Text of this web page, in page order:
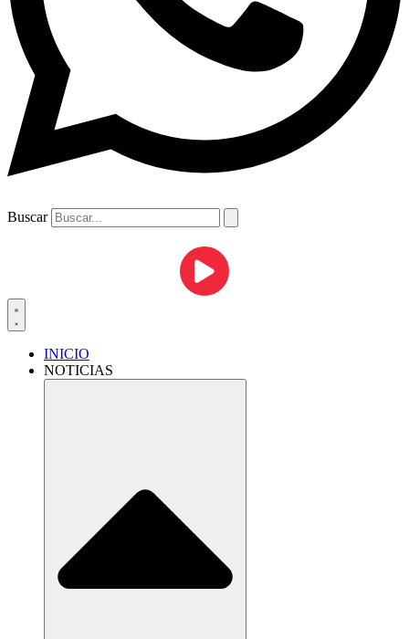
Buscar
INICIO
NOTICIAS